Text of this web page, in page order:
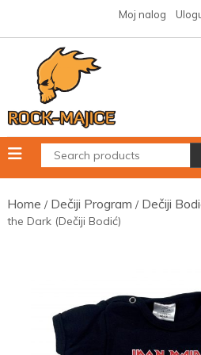
content
Moj nalog
Home / Dečiji Program / Dečiji
the Dark (Dečiji Bodić)